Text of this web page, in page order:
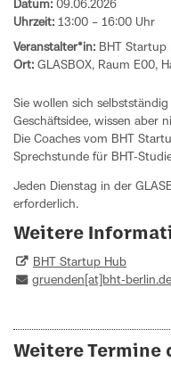
Datum: 09.06.2026
Uhrzeit: 13:00 – 16:00 Uhr
Veranstalter*in: BHT Startup
Ort: GLASBOX, Raum E00,
Sie wollen sich
Geschäftsidee, wissen aber
Die Coaches vom BHT
Sprechstunde für BHT-
Jeden Dienstag in der
erforderlich.
Weitere
BHT Startup Hub
gruenden[at]bht-berlin.de
Weitere Termine